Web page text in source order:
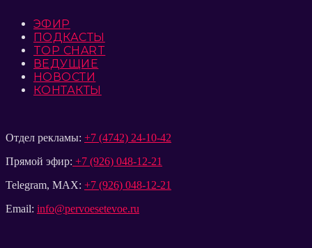
ЭФИР
ПОДКАСТЫ
TOP CHART
ВЕДУЩИЕ
НОВОСТИ
КОНТАКТЫ
Отдел рекламы: +7 (4742) 24-10-42
Прямой эфир: +7 (926) 048-12-21
Telegram, MAX: +7 (926) 048-12-21
Email: info@pervoesetevoe.ru